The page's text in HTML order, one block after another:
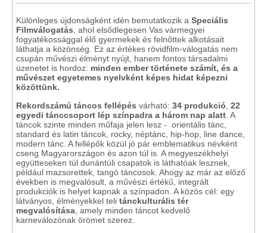
Különleges újdonságként idén bemutatkozik a Speciális
Filmválogatás , ahol elsődlegesen Vas vármegyei
fogyatékossággal élő gyermekek és felnőttek alkotásait
láthatja a közönség. Ez az értékes rövidfilm-válogatás nem
csupán művészi élményt nyújt, hanem fontos társadalmi
üzenetet is hordoz: minden ember története számít, és a
művészet egyetemes nyelvként képes hidat képezni
közöttünk.
Rekordszámú táncos fellépés várható: 34 produkció 22
egyedi tánccsoport lép színpadra a három nap alatt . A
táncok szinte minden műfaja jelen lesz - orientális tánc,
standard és latin táncok, rocky, néptánc, hip-hop, line dance,
modern tánc. A fellépők közül jó pár emblematikus névként
cseng Magyarországon és azon túl is. A megyeszékhelyi
együtteseken túl dunántúli csapatok is láthatóak lesznek,
például mazsorettek, tangó táncosok. Ahogy az már az előző
években is megvalósult, a művészi értékű, integrált
produkciók is helyet kapnak a színpadon. A közös cél: egy
látványos, élményekkel teli tánckulturális tér
megvalósítása , amely minden táncot kedvelő
karneválozónak örömet szerez.